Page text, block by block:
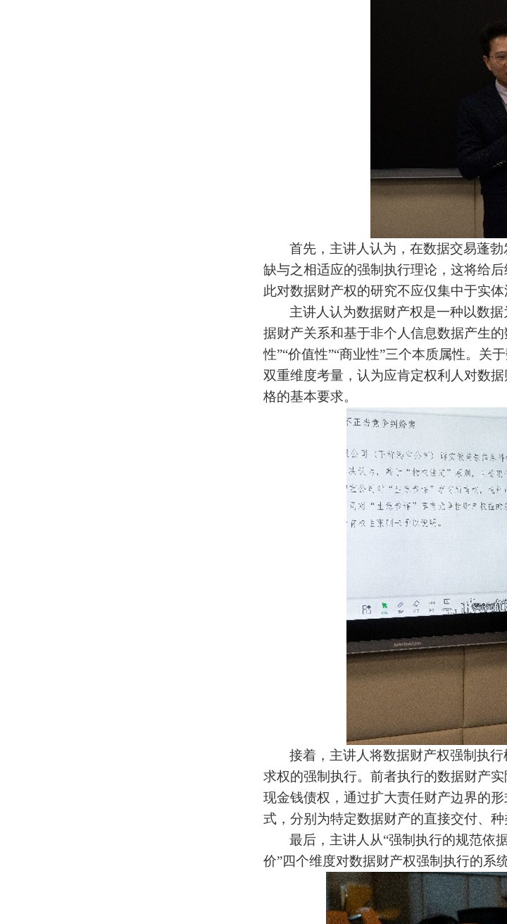
首先，主讲人认为，在数据交易蓬
缺与之相适应的强制执行理论，这将给
此对数据财产权的研究不应仅集中于实体
主讲人认为数据财产权是一种以数
据财产关系和基于非个人信息数据产生
性”“价值性”“商业性”三个本质属性。关
双重维度考量，认为应肯定权利人对数
格的基本要求。
接着，主讲人将数据财产权强制执
求权的强制执行。前者执行的数据财产
现金钱债权，通过扩大责任财产边界的
式，分别为特定数据财产的直接交付、
最后，主讲人从“强制执行的规范依
价”四个维度对数据财产权强制执行的系